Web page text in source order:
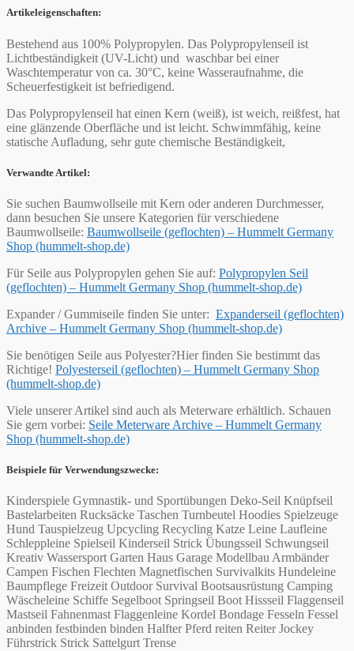
Artikeleigenschaften:
Bestehend aus 100% Polypropylen. Das Polypropylenseil ist
Lichtbeständigkeit (UV-Licht) und waschbar bei einer
Waschtemperatur von ca. 30°C, keine Wasseraufnahme, die
Scheuerfestigkeit ist befriedigend.
Das Polypropylenseil hat einen Kern (weiß), ist weich, reißfest, hat
eine glänzende Oberfläche und ist leicht. Schwimmfähig, keine
statische Aufladung, sehr gute chemische Beständigkeit,
Verwandte Artikel:
Sie suchen Baumwollseile mit Kern oder anderen Durchmesser,
dann besuchen Sie unsere Kategorien für verschiedene
Baumwollseile: Baumwollseile (geflochten) – Hummelt Germany
Shop (hummelt-shop.de)
Für Seile aus Polypropylen gehen Sie auf: Polypropylen Seil
(geflochten) – Hummelt Germany Shop (hummelt-shop.de)
Expander / Gummiseile finden Sie unter: Expanderseil (geflochten)
Archive – Hummelt Germany Shop (hummelt-shop.de)
Sie benötigen Seile aus Polyester?Hier finden Sie bestimmt das
Richtige! Polyesterseil (geflochten) – Hummelt Germany Shop
(hummelt-shop.de)
Viele unserer Artikel sind auch als Meterware erhältlich. Schauen
Sie gern vorbei: Seile Meterware Archive – Hummelt Germany
Shop (hummelt-shop.de)
Beispiele für Verwendungszwecke:
Kinderspiele Gymnastik- und Sportübungen Deko-Seil Knüpfseil
Bastelarbeiten Rucksäcke Taschen Turnbeutel Hoodies Spielzeuge
Hund Tauspielzeug Upcycling Recycling Katze Leine Laufleine
Schleppleine Spielseil Kinderseil Strick Übungsseil Schwungseil
Kreativ Wassersport Garten Haus Garage Modellbau Armbänder
Campen Fischen Flechten Magnetfischen Survivalkits Hundeleine
Baumpflege Freizeit Outdoor Survival Bootsausrüstung Camping
Wäscheleine Schiffe Segelboot Springseil Boot Hissseil Flaggenseil
Mastseil Fahnenmast Flaggenleine Kordel Bondage Fesseln Fessel
anbinden festbinden binden Halfter Pferd reiten Reiter Jockey
Führstrick Strick Sattelgurt Trense